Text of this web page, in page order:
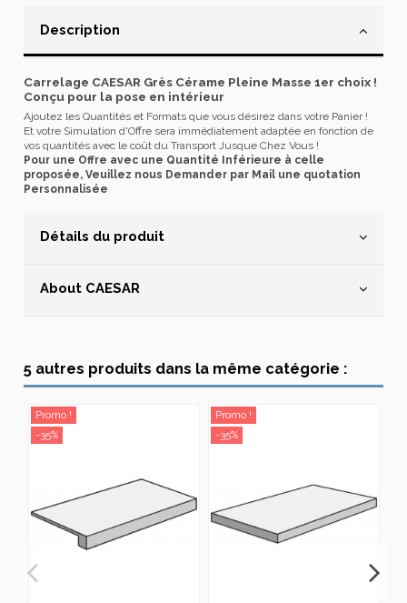
Description
Carrelage CAESAR Grès Cérame Pleine Masse 1er choix !
Conçu pour la pose en intérieur
Ajoutez les Quantités et Formats que vous désirez dans votre Panier !
Et votre Simulation d'Offre sera immédiatement adaptée en fonction de
vos quantités avec le coût du Transport Jusque Chez Vous !
Pour une Offre avec une Quantité Inférieure à celle
proposée, Veuillez nous Demander par Mail une quotation
Personnalisée
Détails du produit
About CAESAR
5 autres produits dans la même catégorie :
Promo !
-35%
Promo !
-35%